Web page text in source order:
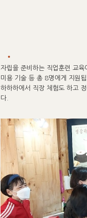
자립을 준비하는 직업훈련 교
미용 기술 등 총 8명에게 지원
하하하에서 직장 체험도 하고
다.